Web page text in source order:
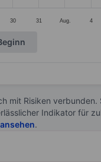
30 31 Aug. 4
mit Risiken verbunden.
Indikator für
.